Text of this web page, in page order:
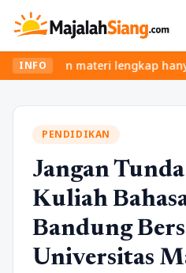
INFO
materi lengkap hanya di
PENDIDIKAN
Jangan
Kuliah
Bandung
Universitas